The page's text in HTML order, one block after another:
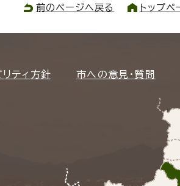
前のページへ戻る トップ
リティ方針 市への意見・質問